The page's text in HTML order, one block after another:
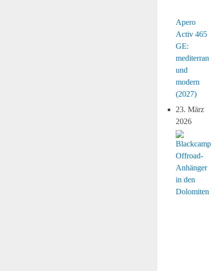
Apero
Activ 465
GE:
mediterran
und
modern
(2027)
23. März
2026